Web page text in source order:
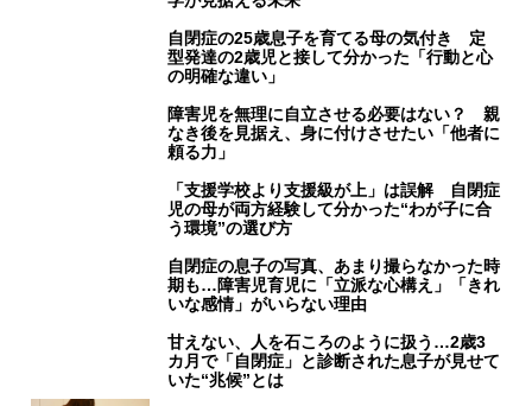
自閉症の25歳息子を育てる母の気付き 定
型発達の2歳児と接して分かった「行動と心
の明確な違い」
障害児を無理に自立させる必要はない？ 親
なき後を見据え、身に付けさせたい「他者に
頼る力」
「支援学校より支援級が上」は誤解 自閉症
児の母が両方経験して分かった“わが子に合
う環境”の選び方
自閉症の息子の写真、あまり撮らなかった時
期も…障害児育児に「立派な心構え」「きれ
いな感情」がいらない理由
甘えない、人を石ころのように扱う…2歳3
カ月で「自閉症」と診断された息子が見せて
いた“兆候”とは